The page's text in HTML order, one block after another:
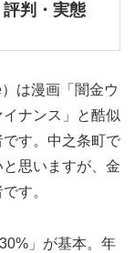
判・実態
は漫画「闇金ウ
ナンス」と酷似
す。中之条町で
思いますが、金
す。
」が基本。年